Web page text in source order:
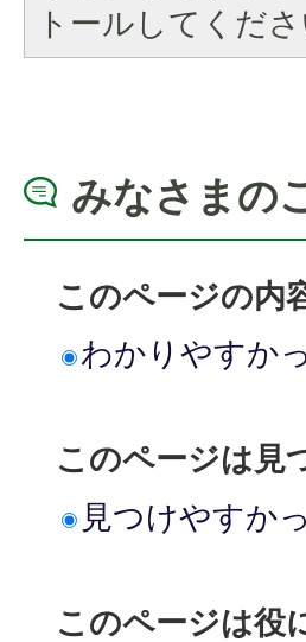
トールしてくださ
みなさまの
このページの内
わかりやすか
このページは見
見つけやすか
このページは役